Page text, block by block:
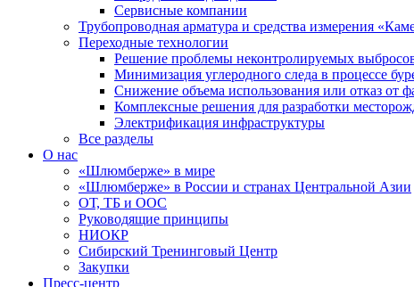
Сервисные компании
Трубопроводная арматура и средства измерения
Переходные технологии
Решение проблемы неконтролируемых
Минимизация углеродного следа в процессе
Снижение объема использования или отказ от
Комплексные решения для разработки
Электрификация инфраструктуры
Все разделы
О нас
«Шлюмберже» в мире
«Шлюмберже» в России и странах Центральной Азии
ОТ, ТБ и ООС
Руководящие принципы
НИОКР
Сибирский Тренинговый Центр
Закупки
Пресс-центр